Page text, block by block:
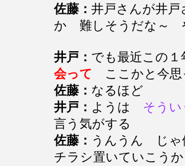
佐藤： 井戸さんが井
か 難しそうだな～
井戸： でも最近この
会って ここかと今
佐藤： なるほど
井戸： ようは そう
言う気がする
佐藤： うんうん じ
チラシ置いていこう